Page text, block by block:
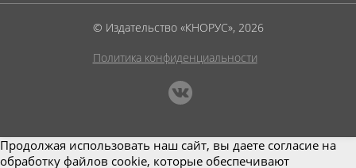
© Издательство «КНОРУС», 2026
Политика конфиденциальности
Продолжая использовать наш сайт, вы даете согласие на
обработку файлов cookie, которые обеспечивают